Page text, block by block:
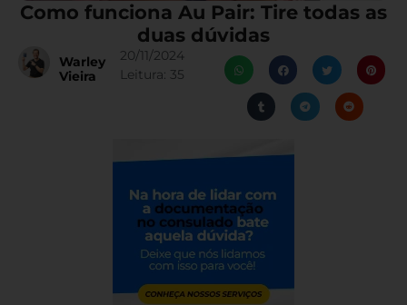
Como funciona Au Pair: Tire todas as
duas dúvidas
Warley
Vieira
20/11/2024
Leitura: 35